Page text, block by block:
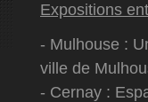
Expositions
- Mulhouse :
ville de
- Cernay :